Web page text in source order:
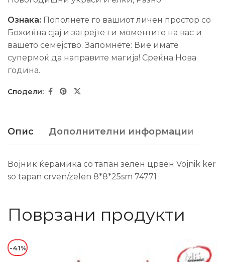
Ознака: Пополнете го вашиот личен простор со
Божиќна сјај и загрејте ги моментите на вас и
вашето семејство. Запомнете: Вие имате
супермоќ да направите магија! Среќна Нова
гoдина.
Опис Дополнителни информации
Војник ќерамика со тапан зелен црвен Vojnik ker
so tapan crven/zelen 8*8*25sm 74771
Поврзани продукти
-41%